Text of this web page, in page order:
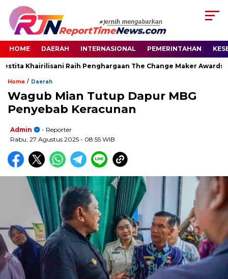
HOME DAERAH INTERNASIONAL PEMERINTAHAN
Khairilisani Raih Penghargaan The Change Maker Awards
Home / Daerah
Wagub Mian Tutup Dapur MBG
Penyebab Keracunan
Admin
- Reporter
Rabu, 27 Agustus 2025 - 08:55 WIB